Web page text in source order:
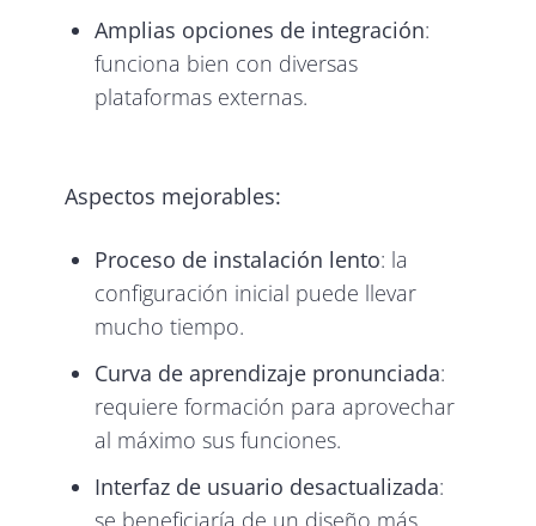
Amplias opciones de integración:
funciona bien con diversas
plataformas externas.
Aspectos mejorables:
Proceso de instalación lento: la
configuración inicial puede llevar
mucho tiempo.
Curva de aprendizaje pronunciada:
requiere formación para aprovechar
al máximo sus funciones.
Interfaz de usuario desactualizada:
se beneficiaría de un diseño más